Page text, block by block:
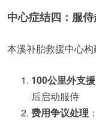
中心症结四：服
本溪补胎救援中心构
100公里外支援
后启动服侍
费用争议处理